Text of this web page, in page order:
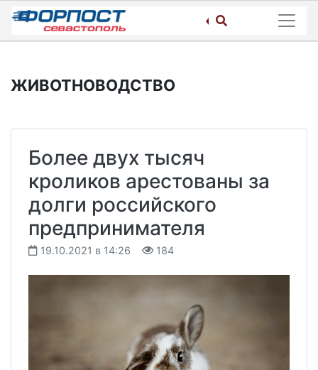
Skip
content
ЖИВОТНОВОДСТВО
Более двух тысяч
кроликов арестованы за
долги российского
предпринимателя
19.10.2021 в 14:26 184